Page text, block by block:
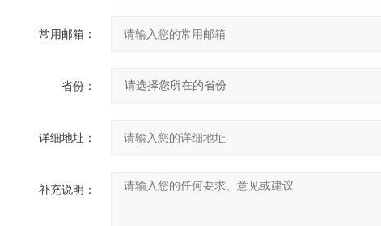
常用邮箱：
省份：
详细地址：
补充说明：